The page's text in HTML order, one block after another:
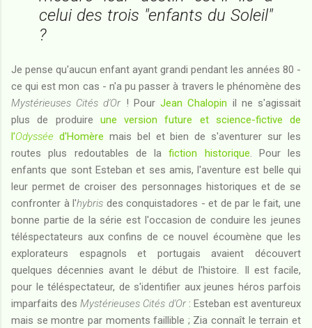
celui des trois "enfants du Soleil"
?
Je pense qu'aucun enfant ayant grandi pendant les années 80 -
ce qui est mon cas - n'a pu passer à travers le phénomène des
Mystérieuses Cités d'Or! PourJean Chalopin il ne s'agissait
plus de produire une version future et science-fictive de
l'Odyssée d'Homère mais bel et bien de s'aventurer sur les
routes plus redoutables de lafiction historique. Pour les
enfants que sont Esteban et ses amis, l'aventure est belle qui
leur permet de croiser des personnages historiques et de se
confronter à l'hybris des conquistadores - et de par le fait, une
bonne partie de la série est l'occasion de conduire les jeunes
téléspectateurs aux confins de ce nouvel écoumène que les
explorateurs espagnols et portugais avaient découvert
quelques décennies avant le début de l'histoire. Il est facile,
pour le téléspectateur, de s'identifier aux jeunes héros parfois
imparfaits desMystérieuses Cités d'Or: Esteban est aventureux
mais se montre par moments faillible ; Zia connaît le terrain et